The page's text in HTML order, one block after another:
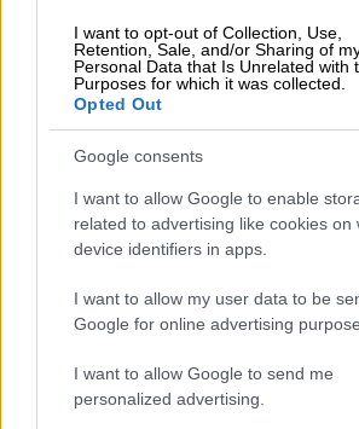
I want to opt-out of Collection, Use,
Retention, Sale, and/or Sharing of
Personal Data that Is Unrelated with
Purposes for which it was collected.
Opted Out
Google consents
I want to allow Google to enable
related to advertising like cookies on
device identifiers in apps.
I want to allow my user data to be
Google for online advertising
I want to allow Google to send me
personalized advertising.
Αναφερόμενος στην Καμτσάκα,
έχει δώσει πολλούς
Ρίχτερ,με αποκορύφωμα αυτόν
μέγεθος 9 βαθμών της
ήταν ο μεγαλύτερος που έχει
περιοχή. Όσο για το τι
τέτοιοι μεγάλοι σε μέγεθος
καθηγητής σεισμολογίας
συνοδευτούν από κάποιο
κάτι που δεν έγινε στην
μακροχρόνια σεισμική